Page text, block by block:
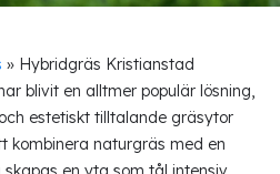
» Hybridgräs Kristianstad
blivit en alltmer populär lösning,
estetiskt tilltalande gräsytor
kombinera naturgräs med en